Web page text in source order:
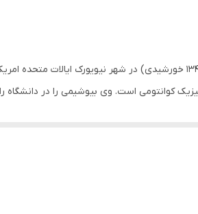
دکتر جو دیسپنزا در ۲۲ مارس سال ۱۹۶۲ میلادی (۲ فروردین ۱۳۴۱
کوانتومی است. وی بیوشیمی را در دانشگاه
شرایط مزمن و حتی بیماری‌های لاعلاج